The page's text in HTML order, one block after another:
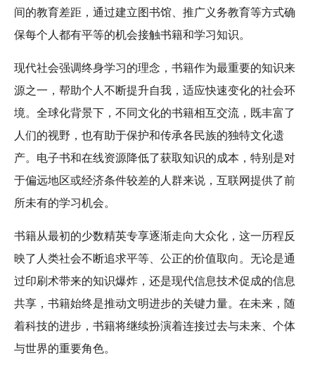
间的教育差距，通过建立图书馆、推广义务教育等方式确
保每个人都有平等的机会接触书籍和学习知识。
现代社会强调终身学习的理念，书籍作为最重要的知识来
源之一，帮助个人不断提升自我，适应快速变化的社会环
境。全球化背景下，不同文化的书籍相互交流，既丰富了
人们的视野，也有助于保护和传承各民族的独特文化遗
产。电子书和在线资源降低了获取知识的成本，特别是对
于偏远地区或经济条件较差的人群来说，互联网提供了前
所未有的学习机会。
书籍从最初的少数精英专享逐渐走向大众化，这一历程反
映了人类社会不断追求平等、公正的价值取向。无论是通
过印刷术带来的知识爆炸，还是现代信息技术促成的信息
共享，书籍始终是推动文明进步的关键力量。在未来，随
着科技的进步，书籍将继续扮演着连接过去与未来、个体
与世界的重要角色。